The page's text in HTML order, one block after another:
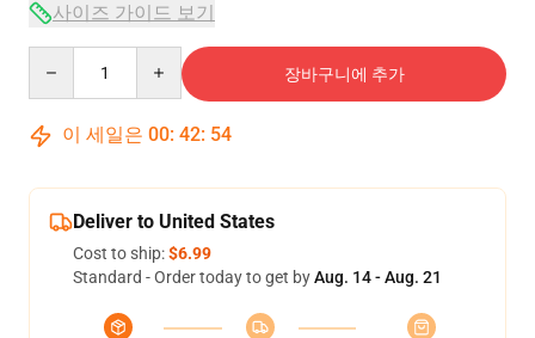
사이즈 가이드 보기
장바구니에 추가
이 세일은 00: 42: 54
Deliver to United States
Cost to ship:$6.99
Standard - Order today to get byAug. 14 - Aug. 21